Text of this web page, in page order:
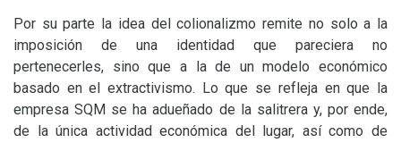
Por su parte la idea del colionalizmo remite no solo a la
imposición de una identidad que pareciera no
pertenecerles, sino que a la de un modelo económico
basado en el extractivismo. Lo que se refleja en que la
empresaSQM se ha adueñado de la salitrera y, por ende,
de la única actividad económica del lugar, así como de